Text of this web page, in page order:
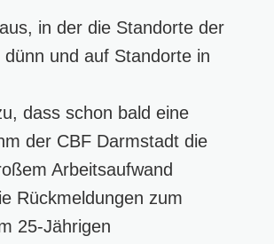
in der die Standorte der
und auf Standorte in
dass schon bald eine
der CBF Darmstadt die
Arbeitsaufwand
Rückmeldungen zum
25-Jährigen